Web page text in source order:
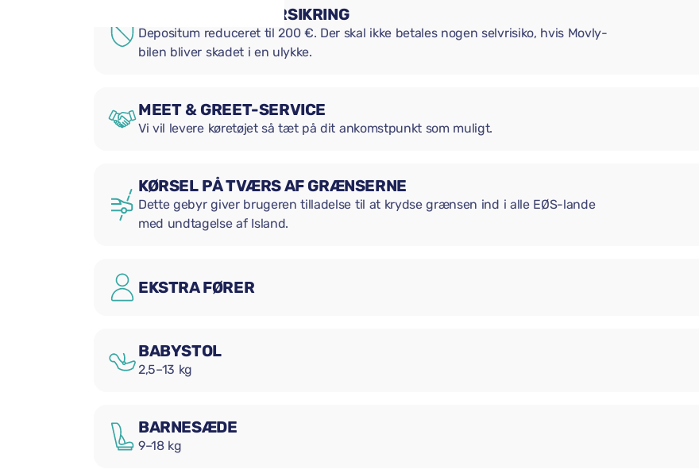
SUPPLERENDE FORSIKRING
Depositum reduceret til 200 €. Der skal ikke betales nogen selvrisiko, hvis Movly-
bilen bliver skadet i en ulykke.
MEET & GREET-SERVICE
Vi vil levere køretøjet så tæt på dit ankomstpunkt som muligt.
KØRSEL PÅ TVÆRS AF GRÆNSERNE
Dette gebyr giver brugeren tilladelse til at krydse grænsen ind i alle EØS-lande
med undtagelse af Island.
EKSTRA FØRER
BABYSTOL
2,5–13 kg
BARNESÆDE
9–18 kg